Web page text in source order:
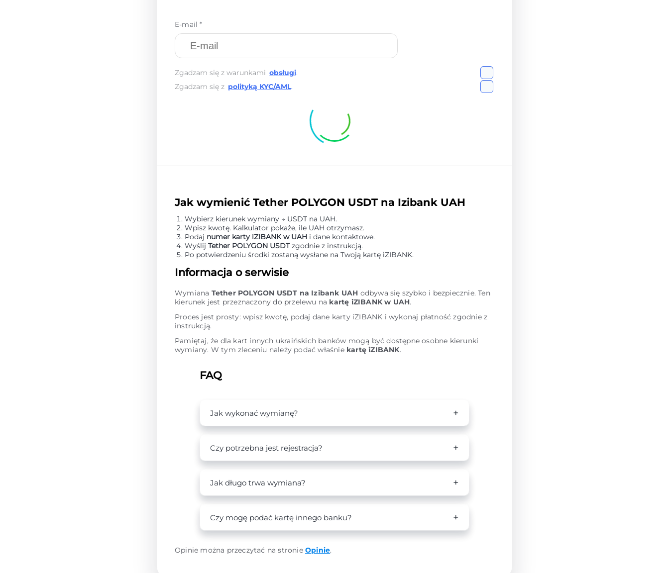
E-mail *
Zgadzam się z warunkami obsługi.
Zgadzam się z polityką KYC/AML.
Jak wymienić Tether POLYGON USDT na Izibank UAH
Wybierz kierunek wymiany → USDT na UAH.
Wpisz kwotę. Kalkulator pokaże, ile UAH otrzymasz.
Podaj numer karty iZIBANK w UAH i dane kontaktowe.
Wyślij Tether POLYGON USDTzgodnie z instrukcją.
Po potwierdzeniu środki zostaną wysłane na Twoją kartę iZIBANK.
Informacja o serwisie
Wymiana Tether POLYGON USDT na Izibank UAH odbywa się szybko i bezpiecznie. Ten
kierunek jest przeznaczony do przelewu na kartę iZIBANK w UAH.
Proces jest prosty: wpisz kwotę, podaj dane karty iZIBANK i wykonaj płatność zgodnie z
instrukcją.
Pamiętaj, że dla kart innych ukraińskich banków mogą być dostępne osobne kierunki
wymiany. W tym zleceniu należy podać właśnie kartę iZIBANK.
FAQ
Jak wykonać wymianę?
Czy potrzebna jest rejestracja?
Jak długo trwa wymiana?
Czy mogę podać kartę innego banku?
Opinie można przeczytać na stronie Opinie.